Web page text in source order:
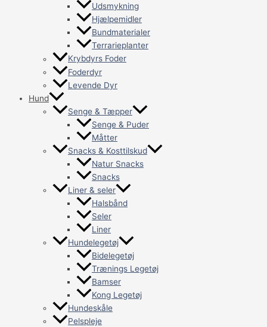
Udsmykning
Hjælpemidler
Bundmaterialer
Terrarieplanter
Krybdyrs Foder
Foderdyr
Levende Dyr
Hund
Senge & Tæpper
Senge & Puder
Måtter
Snacks & Kosttilskud
Natur Snacks
Snacks
Liner & seler
Halsbånd
Seler
Liner
Hundelegetøj
Bidelegetøj
Trænings Legetøj
Bamser
Kong Legetøj
Hundeskåle
Pelspleje